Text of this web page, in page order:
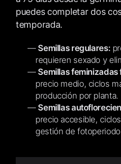
puedes completar dos
temporada.
Semillas regulares:
requieren sexado y
Semillas
precio medio, ciclos
producción por planta.
Semillas
precio accesible,
gestión de